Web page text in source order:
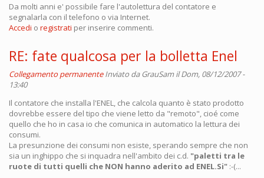
Da molti anni e' possibile fare l'autolettura del contatore e
segnalarla con il telefono o via Internet.
Accedi o registrati per inserire commenti.
RE: fate qualcosa per la bolletta Enel
Collegamento permanente Inviato daGrauSamil Dom, 08/12/2007 -
13:40
Il contatore che installa l'ENEL, che calcola quanto è stato prodotto
dovrebbe essere del tipo che viene letto da "remoto", cioé come
quello che ho in casa io che comunica in automatico la lettura dei
consumi.
La presunzione dei consumi non esiste, sperando sempre che non
sia un inghippo che si inquadra nell'ambito dei c.d. "paletti tra le
ruote di tutti quelli che NON hanno aderito ad ENEL.Si" :-(...